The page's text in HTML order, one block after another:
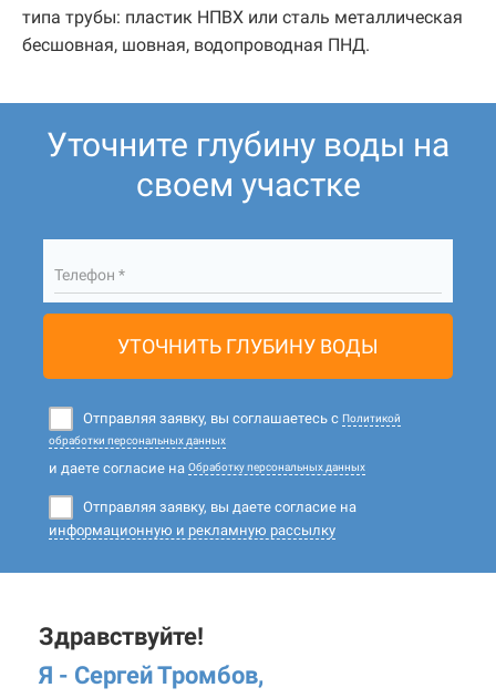
типа трубы: пластик НПВХ или сталь металлическая
бесшовная, шовная, водопроводная ПНД.
Уточните глубину воды на
своем участке
Телефон *
УТОЧНИТЬ ГЛУБИНУ ВОДЫ
Отправляя заявку, вы соглашаетесь с Политикой
обработки персональных данных
и даете согласие на Обработку персональных данных
Отправляя заявку, вы даете согласие на
информационную и рекламную рассылку
Здравствуйте!
Я - Сергей Тромбов,